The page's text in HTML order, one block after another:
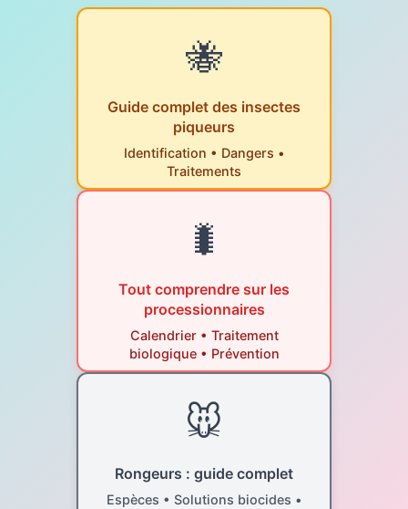
🐝
Guide complet des insectes
piqueurs
Identification • Dangers •
Traitements
🐛
Tout comprendre sur les
processionnaires
Calendrier • Traitement
biologique • Prévention
🐭
Rongeurs : guide complet
Espèces • Solutions biocides •